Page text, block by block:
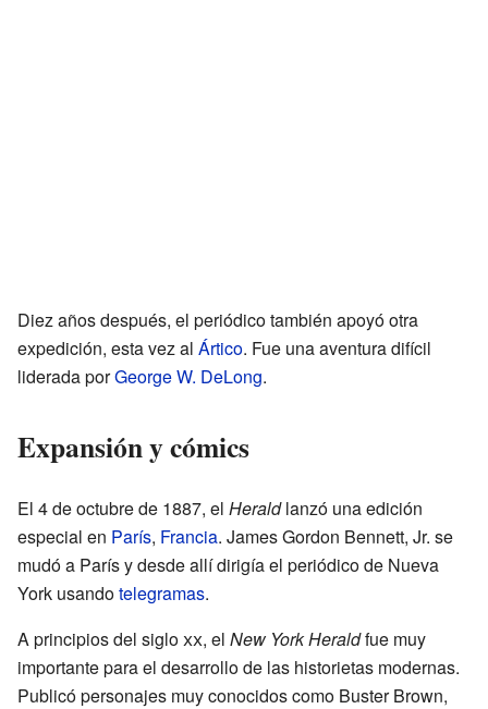
Diez años después, el periódico también apoyó otra
expedición, esta vez al Ártico. Fue una aventura difícil
liderada porGeorge W. DeLong.
Expansión y cómics
El 4 de octubre de 1887, el Heraldlanzó una edición
especial en París, Francia. James Gordon Bennett, Jr. se
mudó a París y desde allí dirigía el periódico de Nueva
York usandotelegramas.
A principios del sigloxx, el New York Heraldfue muy
importante para el desarrollo de las historietas modernas.
Publicó personajes muy conocidos como Buster Brown,